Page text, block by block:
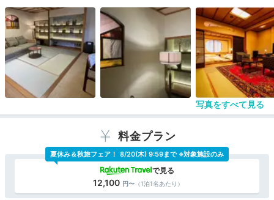
「阿吽の湯」は宮城県産木材を使用。2種類の貸切露天風
呂
伝統工芸品や円窓、アンティーク家具…各部屋に魅力があ
る特別室
自家製ドリンクも並ぶラウンジのおもてなしがうれしい♪
写真をすべて見る
料金プラン
12,100 （1泊1名あたり）
夏休み＆秋旅フェア！ 8/20(木) 9:59まで ※対象施設のみ